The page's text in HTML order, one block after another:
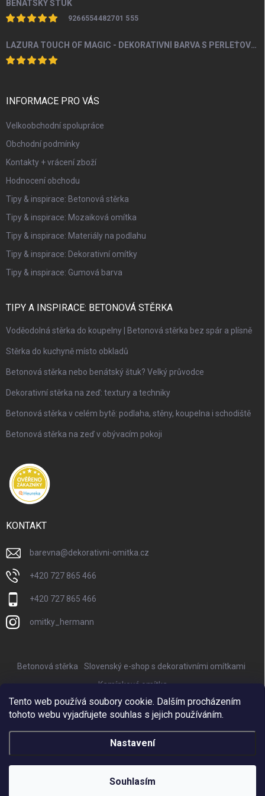
Tento web používá soubory cookie. Dalším procházením
tohoto webu vyjadřujete souhlas s jejich používáním.
Nastavení
Souhlasím
BENÁTSKÝ ŠTUK
9266554482701 555
LAZURA TOUCH OF MAGIC - DEKORATIVNÍ BARVA S PERLEŤOVÝM EFEKTEM 100 ML
INFORMACE PRO VÁS
Velkoobchodní spolupráce
Obchodní podmínky
Kontakty + vrácení zboží
Hodnocení obchodu
Tipy & inspirace: Betonová stěrka
Tipy & inspirace: Mozaiková omítka
Tipy & inspirace: Materiály na podlahu
Tipy & inspirace: Dekorativní omítky
Tipy & inspirace: Gumová barva
TIPY A INSPIRACE: BETONOVÁ STĚRKA
Voděodolná stěrka do koupelny | Betonová stěrka bez spár a plísně
Stěrka do kuchyně místo obkladů
Betonová stěrka nebo benátský štuk? Velký průvodce
Dekorativní stěrka na zeď: textury a techniky
Betonová stěrka v celém bytě: podlaha, stěny, koupelna i schodiště
Betonová stěrka na zeď v obývacím pokoji
KONTAKT
barevna@dekorativni-omitka.cz
+420 727 865 466
+420 727 865 466
omitky_hermann
Betonová stěrka
Slovenský e-shop s dekorativními omítkami
Kamínková omítka
Nejkrásnější keramické květináče Provencelia
Online marketing zajišťuje BISQUE
Copyright 2026Betonová stěrka, dekorativní omítka a mozaiková omítka.
Všechna práva vyhrazena.